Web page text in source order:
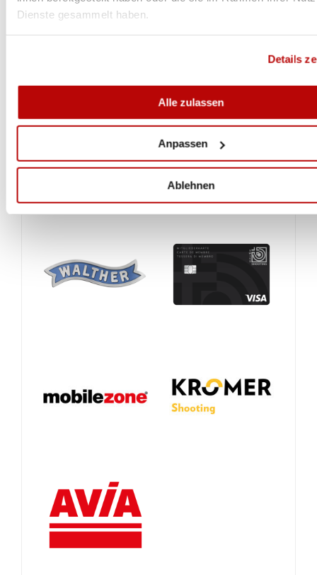
Dienste gesammelt haben.
Details
Alle zulassen
Anpassen
Ablehnen